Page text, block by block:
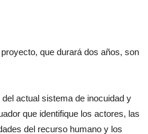
que durará dos años, son
actual sistema de inocuidad y
que identifique los actores, las
del recurso humano y los